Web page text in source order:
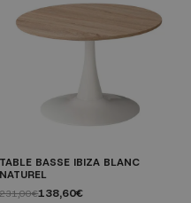
TABLE BASSE IBIZA BLANC
NATUREL
231,00€138,60€